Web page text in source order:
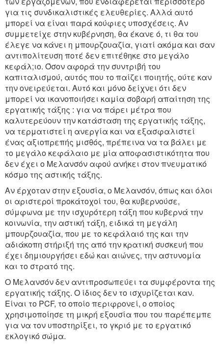
για τις συνδικαλιστικές ελευθερίες. Αλλά αυτό
μπορεί να είναι παρά κούφιες υποσχέσεις. Αν
συμμετείχε στην κυβέρνηση, θα έκανε ό, τι θα του
έλεγε να κάνει η μπουρζουαζία, γιατί ακόμα και σαν
αντιπολίτευση ποτέ δεν επιτέθηκε στο μεγάλο
κεφάλ;ιο. Όσον αφορά την συντριβή του
καπιταλισμού, αυτός που το παίζει ποιητής, ούτε καν
την ονειρεύεται. Αυτό και μόνο δείχνει ότι δεν
μπορεί να ικανοποιήσει καμία σοβαρή απαίτηση της
εργατικής τάξης : για να πάρει μέτρα που
καλυτερεύουν την κατάσταση της εργατικής τάξης,
να τερματιστεί η ανεργία και να εξασφαλιστεί
ένας αξιοπρεπής μισθός, πρέπεινα να τα βάλει με
το μεγάλο κεφάλαιο με μία αποφασιστικότητα που
δεν έχει ο Μελανσόν αφού ανήκει στον πνευματικό
κόσμο της αστικής τάξης.
Αν έρχοταν στην εξουσία, ο Μελανσόν, όπως και όλοι
οι αριστεροί προκάτοχοί του, θα κυβερνούσε,
σύμφωνα με την ισχυρότερη τάξη που κυβερνά την
κοινωνία, την αστική τάξη, ειδικά τη μεγάλη
μπουρζουαζία, που με το κεφάλαιό της και την
αδιάκοπη στήριξή της από την κρατική συσκευή που
έχει δημιουργήσει εδώ και αιώνες, την αστυνομία
και το στρατό της.
O Μελανσόν δεν αντιπροσωπεύει τα συμφέροντα της
εργατικής τάξης. Ο ίδιος δεν το ισχυρίζεται καν.
Είναι το PCF, το οποίο περιφρονεί, ο οποίος
χρησιμοποίησε τη μικρή εξουσία που του παρέπεμπε
για να τον υποστηρίξει, το γκριό με το εργατικό
εκλογικό σώμα.